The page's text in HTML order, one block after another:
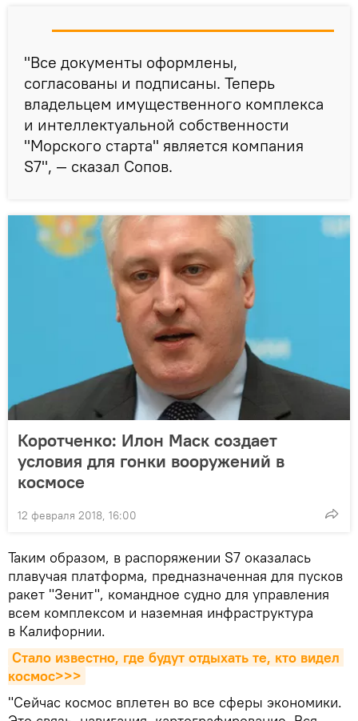
"Все документы оформлены,
согласованы и подписаны. Теперь
владельцем имущественного комплекса
и интеллектуальной собственности
"Морского старта" является компания
S7", — сказал Сопов.
Коротченко: Илон Маск создает
условия для гонки вооружений в
космосе
12 февраля 2018, 16:00
Таким образом, в распоряжении S7 оказалась
плавучая платформа, предназначенная для пусков
ракет "Зенит", командное судно для управления
всем комплексом и наземная инфраструктура
в Калифорнии.
Стало известно, где будут отдыхать те, кто видел
космос>>>
"Сейчас космос вплетен во все сферы экономики.